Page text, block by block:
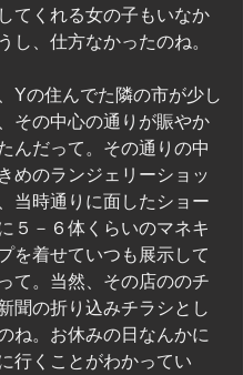
てくれる女の子もいなか
し、仕方なかったのね。
Yの住んでた隣の市が少し
その中心の通りが賑やか
んだって。その通りの中
めのランジェリーショッ
当時通りに面したショー
５－６体くらいのマネキ
を着せていつも展示して
て。当然、その店ののチ
聞の折り込みチラシとし
ね。お休みの日なんかに
行くことがわかってい